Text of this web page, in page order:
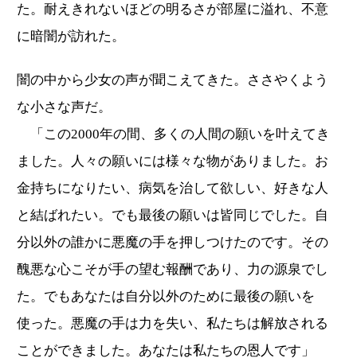
た。耐えきれないほどの明るさが部屋に溢れ、不意
に暗闇が訪れた。
闇の中から少女の声が聞こえてきた。ささやくよう
な小さな声だ。
「この2000年の間、多くの人間の願いを叶えてき
ました。人々の願いには様々な物がありました。お
金持ちになりたい、病気を治して欲しい、好きな人
と結ばれたい。でも最後の願いは皆同じでした。自
分以外の誰かに悪魔の手を押しつけたのです。その
醜悪な心こそが手の望む報酬であり、力の源泉でし
た。でもあなたは自分以外のために最後の願いを
使った。悪魔の手は力を失い、私たちは解放される
ことができました。あなたは私たちの恩人です」